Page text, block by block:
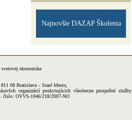
Najnovšie DAZAP Školenia
ekonomike
08 Bratislava – Staré Mesto,
organizácií poskytujúcich všeobecne prospešné služby
číslo: OVVS-1046/218/2007-NO